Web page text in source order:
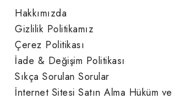
Hakkımızda
Gizlilik Politikamız
Çerez Politikası
İade & Değişim Politikası
Sıkça Sorulan Sorular
İnternet Sitesi Satın Alma Hüküm ve